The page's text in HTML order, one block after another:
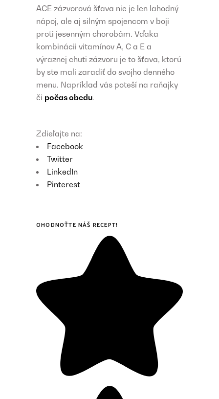
ACE zázvorová šťava nie je len lahodný
nápoj, ale aj silným spojencom v boji
proti jesenným chorobám. Vďaka
kombinácii vitamínov A, C a E a
výraznej chuti zázvoru je to šťava, ktorú
by ste mali zaradiť do svojho denného
menu. Napríklad vás poteší na raňajky
či počas obedu.
Zdieľajte na:
Facebook
Twitter
LinkedIn
Pinterest
OHODNOŤTE NÁŠ RECEPT!